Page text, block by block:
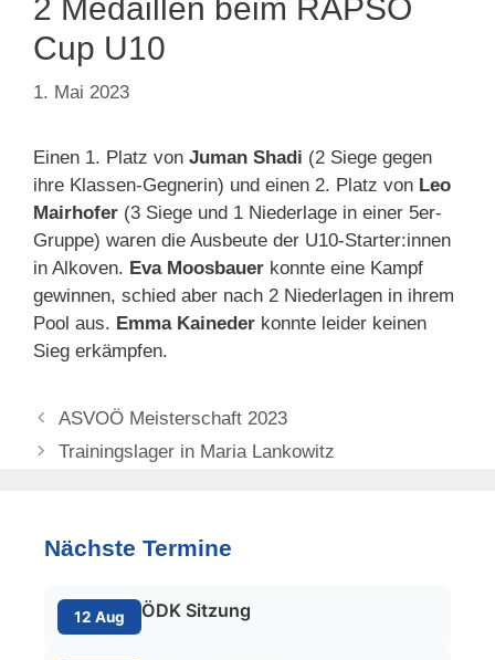
2 Medaillen beim RAPSO
Cup U10
1. Mai 2023
Einen 1. Platz von Juman Shadi (2 Siege gegen
ihre Klassen-Gegnerin) und einen 2. Platz von Leo
Mairhofer (3 Siege und 1 Niederlage in einer 5er-
Gruppe) waren die Ausbeute der U10-Starter:innen
in Alkoven. Eva Moosbauer konnte eine Kampf
gewinnen, schied aber nach 2 Niederlagen in ihrem
Pool aus. Emma Kaineder konnte leider keinen
Sieg erkämpfen.
ASVOÖ Meisterschaft 2023
Trainingslager in Maria Lankowitz
Nächste Termine
12 Aug ÖDK Sitzung